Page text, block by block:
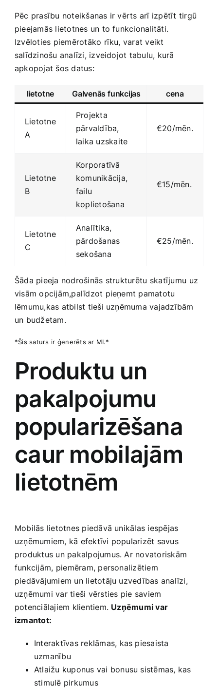
Pēc prasību noteikšanas ir vērts arī izpētīt tirgū⁢
pieejamās lietotnes un to funkcionalitāti.
Izvēloties piemērotāko rīku, varat veikt​
salīdzinošu analīzi, ​izveidojot tabulu, kurā
apkopojat šos datus:
lietotne Galvenās ​funkcijas cena
Lietotne
A
Projekta
pārvaldība,
laika uzskaite
€20/mēn.
Lietotne
B
Korporatīvā ​
komunikācija,
failu
koplietošana
€15/mēn.
Lietotne
C
Analītika, ​
pārdošanas
sekošana
€25/mēn.
Šāda pieeja ‍nodrošinās ⁢strukturētu ⁤skatījumu⁤ uz
visām opcijām,palīdzot pieņemt pamatotu
lēmumu,kas ‌atbilst tieši uzņēmuma vajadzībām
un budžetam.
*Šis saturs ir ⁢ģenerēts ‍ar MI.*
Produktu⁢ un
pakalpojumu​
popularizēšana
caur mobilajām
lietotnēm
Mobilās lietotnes piedāvā unikālas iespējas
uzņēmumiem, kā efektīvi popularizēt savus
produktus un pakalpojumus.‍ Ar‍ novatoriskām
funkcijām, ⁣piemēram, ‍personalizētiem
piedāvājumiem un lietotāju uzvedības analīzi,
uzņēmumi var tieši vērsties⁢ pie saviem
potenciālajiem klientiem. Uzņēmumi var
izmantot:
Interaktīvas reklāmas, kas piesaista
uzmanību
Atlaižu kuponus vai bonusu sistēmas, kas
stimulē pirkumus